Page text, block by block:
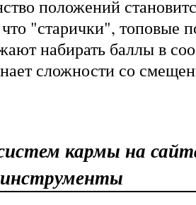
положений
"старички", топовые
набирать баллы в
сложности со
кармы на